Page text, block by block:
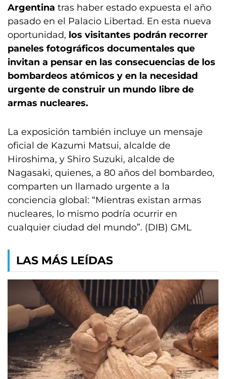
Argentina tras haber estado expuesta el año
pasado en el Palacio Libertad. En esta nueva
oportunidad, los visitantes podrán recorrer
paneles fotográficos documentales que
invitan a pensar en las consecuencias de los
bombardeos atómicos y en la necesidad
urgente de construir un mundo libre de
armas nucleares.
La exposición también incluye un mensaje
oficial de Kazumi Matsui, alcalde de
Hiroshima, y Shiro Suzuki, alcalde de
Nagasaki, quienes, a 80 años del bombardeo,
comparten un llamado urgente a la
conciencia global: “Mientras existan armas
nucleares, lo mismo podría ocurrir en
cualquier ciudad del mundo”. (DIB) GML
LAS MÁS LEÍDAS